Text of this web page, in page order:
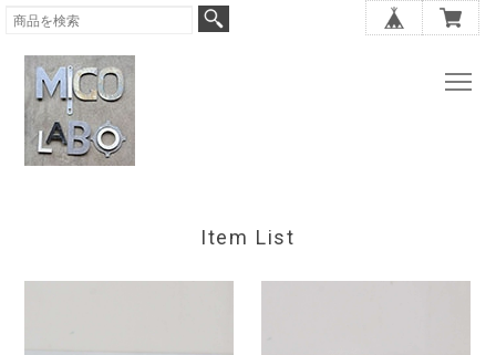
Item List